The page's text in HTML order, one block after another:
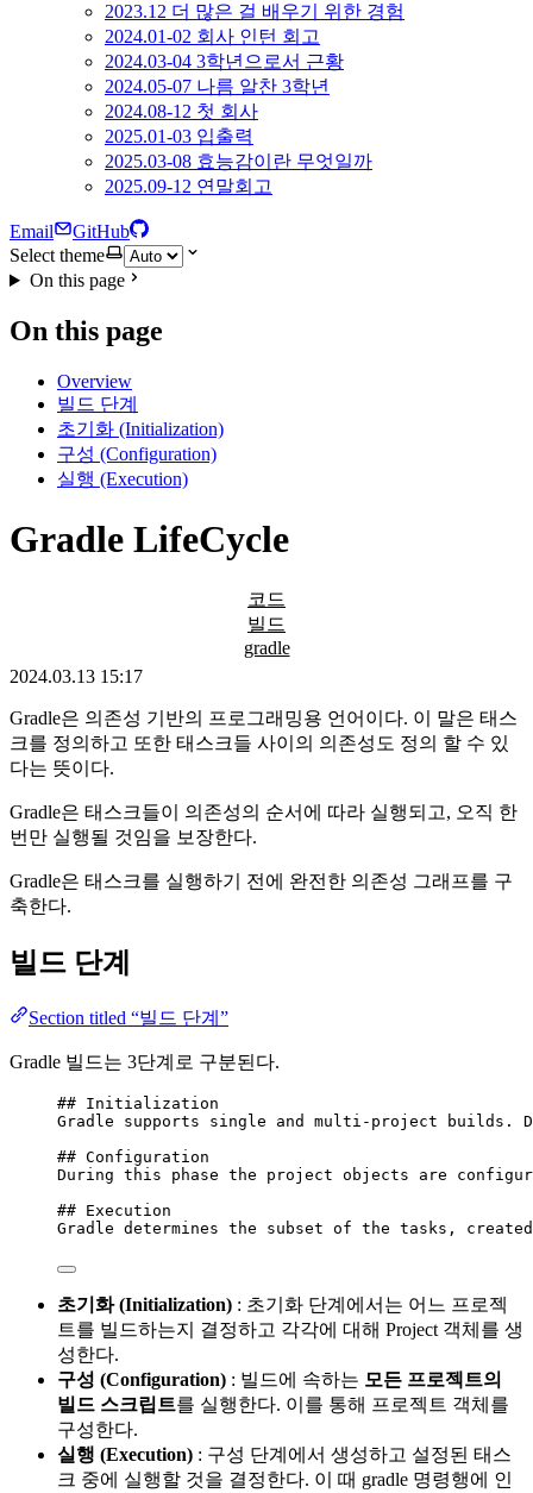
2023.12 더 많은 걸 배우기 위한 경험
2024.01-02 회사 인턴 회고
2024.03-04 3학년으로서 근황
2024.05-07 나름 알찬 3학년
2024.08-12 첫 회사
2025.01-03 입출력
2025.03-08 효능감이란 무엇일까
2025.09-12 연말회고
Email
GitHub
Select theme
On this page
On this page
Overview
빌드 단계
초기화 (Initialization)
구성 (Configuration)
실행 (Execution)
Gradle LifeCycle
코드
빌드
gradle
2024.03.13 15:17
Gradle은 의존성 기반의 프로그래밍용 언어이다. 이 말은 태스
크를 정의하고 또한 태스크들 사이의 의존성도 정의 할 수 있
다는 뜻이다.
Gradle은 태스크들이 의존성의 순서에 따라 실행되고, 오직 한
번만 실행될 것임을 보장한다.
Gradle은 태스크를 실행하기 전에 완전한 의존성 그래프를 구
축한다.
빌드 단계
Section titled “빌드 단계”
Gradle 빌드는 3단계로 구분된다.
## Initialization
Gradle supports single and multi-project builds.
## Configuration
During this phase the project objects are
## Execution
Gradle determines the subset of the tasks,
초기화 (Initialization) : 초기화 단계에서는 어느 프로젝
트를 빌드하는지 결정하고 각각에 대해 Project 객체를 생
성한다.
구성 (Configuration) : 빌드에 속하는 모든 프로젝트의
빌드 스크립트를 실행한다. 이를 통해 프로젝트 객체를
구성한다.
실행 (Execution) : 구성 단계에서 생성하고 설정된 태스
크 중에 실행할 것을 결정한다. 이 때 gradle 명령행에 인